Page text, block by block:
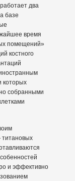
два
базе
время
помещений»
костного
которых
собранными
титановых
и эффективно